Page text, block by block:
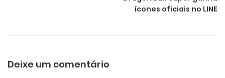
ícones oficiais no LINE
Deixe um comentário